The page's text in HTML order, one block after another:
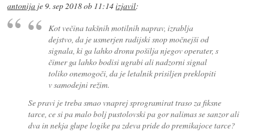
antonija je9. sep 2018 ob 11:14izjavil:
Kot večina takšnih motilnih naprav, izrablja
dejstvo, da je usmerjen radijski snop močnejši od
signala, ki ga lahko dronu pošilja njegov operater, s
čimer ga lahko bodisi ugrabi ali nadzorni signal
toliko onemogoči, da je letalnik prisiljen preklopiti
v samodejni režim.
Se pravi je treba smao vnaprej sprogramirat traso za fiksne
tarce, ce si pa malo bolj pustolovski pa gor nalimas se sanzor ali
dva in nekja glupe logike pa zdeva pride do premikajoce tarce?